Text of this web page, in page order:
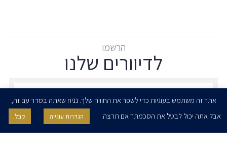
הרשמו
לדיוורים שלנו
אני מאשר/ת בזאת להרצוג, פוקס, נאמן ושות' לשלוח לי ניוזלטרים,
הודעות והזמנות לאירועים וכנסים. אני רשאי/ת לחזור בי מהסכמתי לעיל בכל
אתר זה משתמש בעוגיות כדי לשפר את החוויה שלך. נניח שאתה בסדר עם זה,
אבל אתה יכול לבטל את הסכמתך אם תרצה.
הגדרות עוגייה קבל